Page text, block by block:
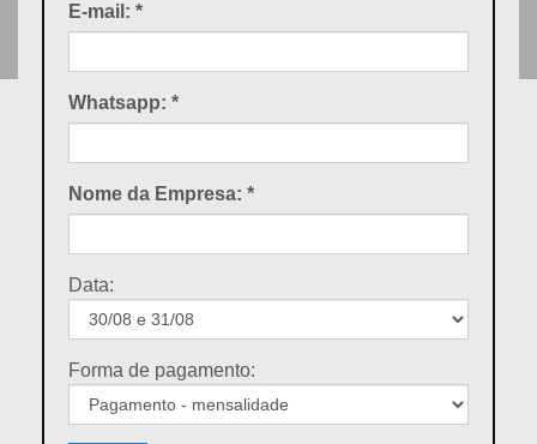
E-mail: *
Whatsapp: *
Nome da Empresa: *
Data:
Forma de pagamento: